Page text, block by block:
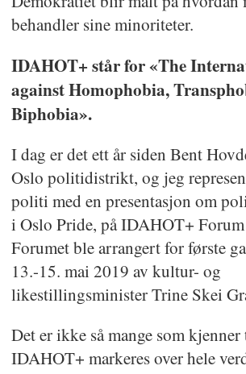
behandler sine minoriteter.
IDAHOT+ står for «The
against Homophobia,
Biphobia».
I dag er det ett år siden Bent
Oslo politidistrikt, og jeg
politi med en presentasjon om
i Oslo Pride, på IDAHOT+
Forumet ble arrangert for første
13.-15. mai 2019 av kultur- og
likestillingsminister Trine Skei
Det er ikke så mange som
IDAHOT+ markeres over hele